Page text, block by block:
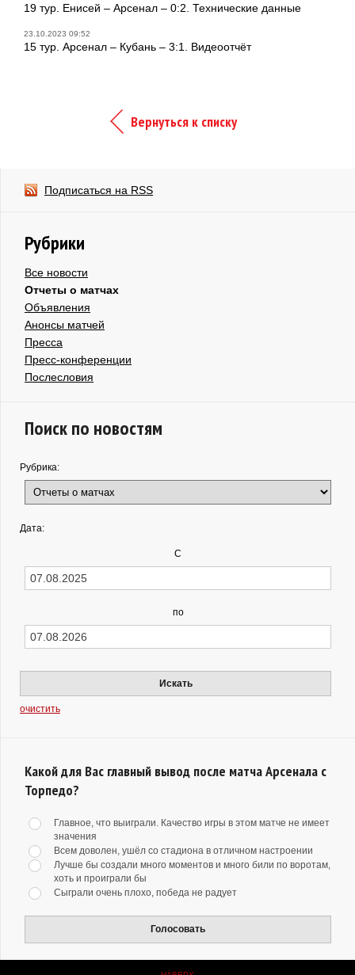
19 тур. Енисей – Арсенал – 0:2. Технические данные
23.10.2023 09:52
15 тур. Арсенал – Кубань – 3:1. Видеоотчёт
Вернуться к списку
Подписаться на RSS
Рубрики
Все новости
Отчеты о матчах
Объявления
Анонсы матчей
Пресса
Пресс-конференции
Послесловия
Поиск по новостям
Рубрика:
Дата:
С
по
Искать
очистить
Какой для Вас главный вывод после матча Арсенала с
Торпедо?
Главное, что выиграли. Качество игры в этом матче не имеет
значения
Всем доволен, ушёл со стадиона в отличном настроении
Лучше бы создали много моментов и много били по воротам,
хоть и проиграли бы
Сыграли очень плохо, победа не радует
Голосовать